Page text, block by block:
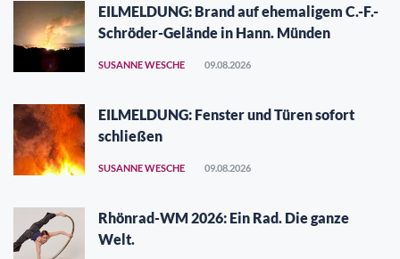
EILMELDUNG: Brand auf ehemaligem C.-F.-
Schröder-Gelände in Hann. Münden
SUSANNE WESCHE 09.08.2026
EILMELDUNG: Fenster und Türen sofort
schließen
SUSANNE WESCHE 09.08.2026
Rhönrad-WM 2026: Ein Rad. Die ganze
Welt.